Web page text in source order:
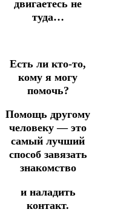
двигаетесь не
туда…
Есть ли кто-то,
кому я могу
помочь?
Помощь другому
человеку — это
самый лучший
способ завязать
знакомство
и наладить
контакт.